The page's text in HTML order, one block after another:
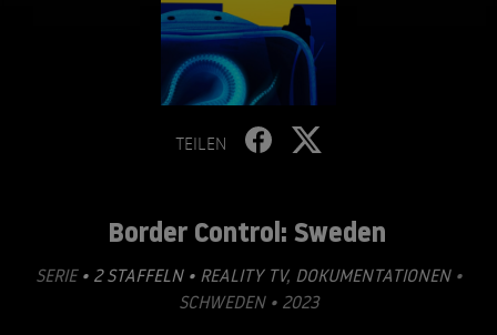
TEILEN
Border Control: Sweden
SERIE • 2 STAFFELN • REALITY TV, DOKUMENTATIONEN•
SCHWEDEN • 2023